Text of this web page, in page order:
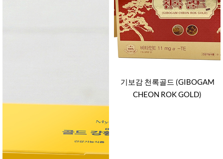
기보감 천록골드 (GIBOGAM
CHEON ROK GOLD)